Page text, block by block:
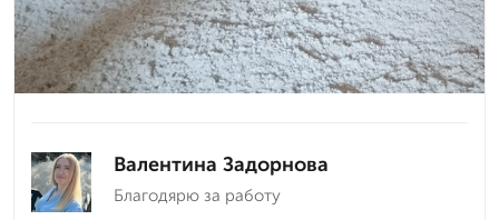
Валентина Задорнова
Благодярю за работу